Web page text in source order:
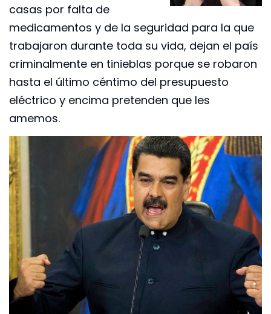
casas por falta de
medicamentos y de la seguridad para la que
trabajaron durante toda su vida, dejan el país
criminalmente en tinieblas porque se robaron
hasta el último céntimo del presupuesto
eléctrico y encima pretenden que les
amemos.